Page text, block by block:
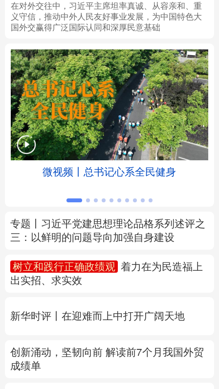
彩票 娱乐 时尚 悦读
文化产业
地方频道
北京 天津 河北 山西
辽宁 吉林 上海 江苏
广东 广西 海南
四川 贵州 云南 西藏
陕西 甘肃
新疆 内蒙古 黑龙江
多语种频道
在对外交往中，习近平主席坦率真诚、从容亲和、重
义守信，推动中外人民友好事业发展，为中国特色大
国外交赢得广泛国际认同和深厚民意基础
微视频丨总书记心系全民健身
专题丨 习近平党建思想理论品格系列述评之
三：以鲜明的问题导向加强自身建设
树立和践行正确政绩观
着力在为民造福上
出实招、求实效
新华时评丨在迎难而上中打开广阔天地
创新涌动，坚韧向前 解读前7个月我国外贸
成绩单